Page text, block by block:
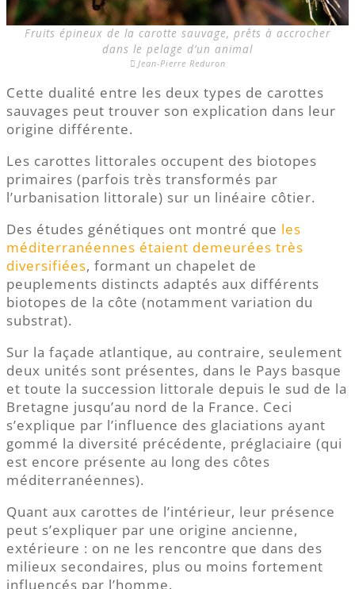
Fruits épineux de la carotte sauvage, prêts à accrocher
dans le pelage d’un animal
Jean-Pierre Reduron
Cette dualité entre les deux types de carottes
sauvages peut trouver son explication dans leur
origine différente.
Les carottes littorales occupent des biotopes
primaires (parfois très transformés par
l’urbanisation littorale) sur un linéaire côtier.
Des études génétiques ont montré que les
méditerranéennes étaient demeurées très
diversifiées, formant un chapelet de
peuplements distincts adaptés aux différents
biotopes de la côte (notamment variation du
substrat).
Sur la façade atlantique, au contraire, seulement
deux unités sont présentes, dans le Pays basque
et toute la succession littorale depuis le sud de la
Bretagne jusqu’au nord de la France. Ceci
s’explique par l’influence des glaciations ayant
gommé la diversité précédente, préglaciaire (qui
est encore présente au long des côtes
méditerranéennes).
Quant aux carottes de l’intérieur, leur présence
peut s’expliquer par une origine ancienne,
extérieure : on ne les rencontre que dans des
milieux secondaires, plus ou moins fortement
influencés par l’homme.